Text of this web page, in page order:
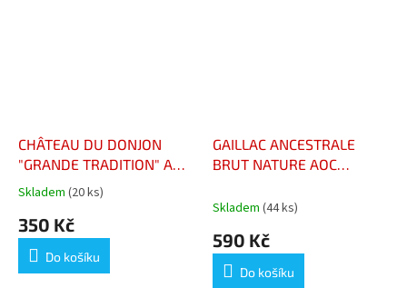
CHÂTEAU DU DONJON
"GRANDE TRADITION" AOP
MINERVOIS
Průměrné
produktu
5,0
Skladem (20 ks)
350 Kč
Do košíku
GAILLAC ANCESTRALE
BRUT NATURE AOC
Skladem (44 ks)
590 Kč
Do košíku